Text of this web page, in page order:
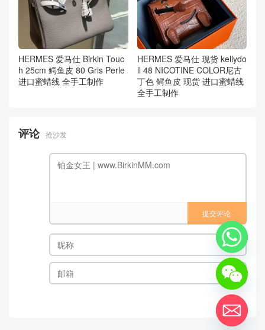
HERMES 爱马仕 Birkin Touc
h 25cm 鳄鱼皮 80 Gris Perle
进口蜜蜡线 全手工制作
HERMES 爱马仕 现货 kellydo
ll 48 NICOTINE COLOR尼古
丁色 鳄鱼皮 现货 进口蜜蜡线
全手工制作
评论 抢沙发
提交评论